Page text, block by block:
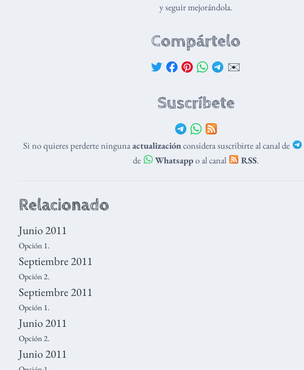
y seguir mejorándola.
Compártelo
✉️
Suscríbete
Si no quieres perderte ningunaactualización considera suscribirte al canal de
de
Whatsappo al canal RSS.
Relacionado
Junio 2011
Opción 1.
Septiembre 2011
Opción 2.
Septiembre 2011
Opción 1.
Junio 2011
Opción 2.
Junio 2011